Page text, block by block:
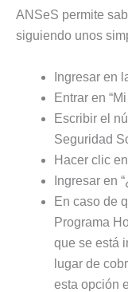
ANSeS permite
siguiendo unos
Ingresar en
Entrar en
Escribir el
Seguridad
Hacer clic
Ingresar en
En caso de
Programa
que se está
lugar de
esta opción